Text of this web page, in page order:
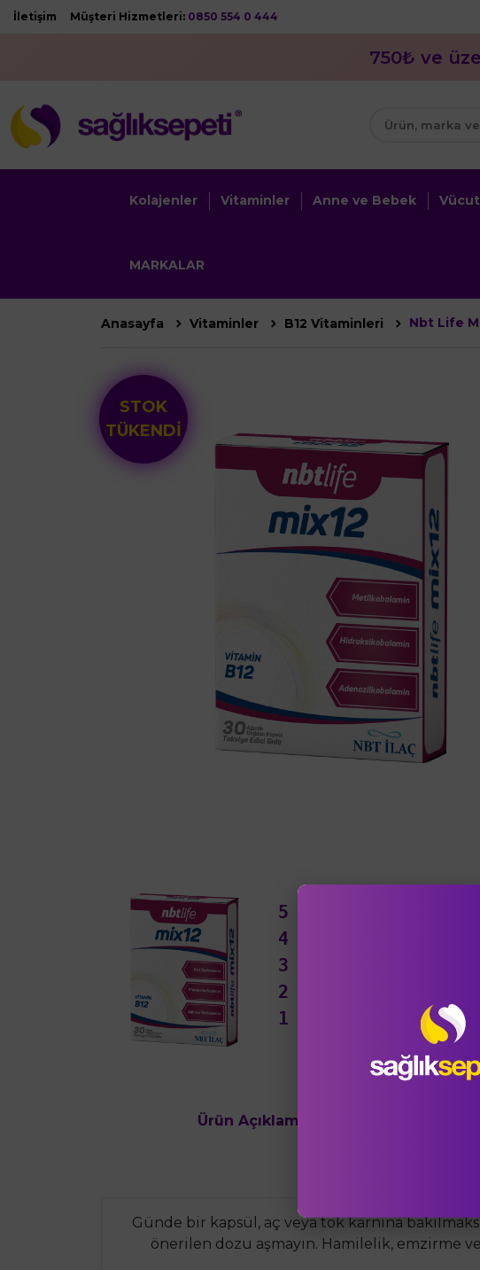
İletişim Müşteri Hizmetleri: 0850 554 0 444
750₺ ve
Kolajenler Vitaminler Anne ve Bebek Vücut
MARKALAR
Anasayfa Vitaminler B12 Vitaminleri Nbt Life
STOK
TÜKENDİ
5
4
3
2
1
Ürün Açıklaması
Günde bir kapsül, aç veya tok karnına
önerilen dozu aşmayın. Hamilelik, emzirme